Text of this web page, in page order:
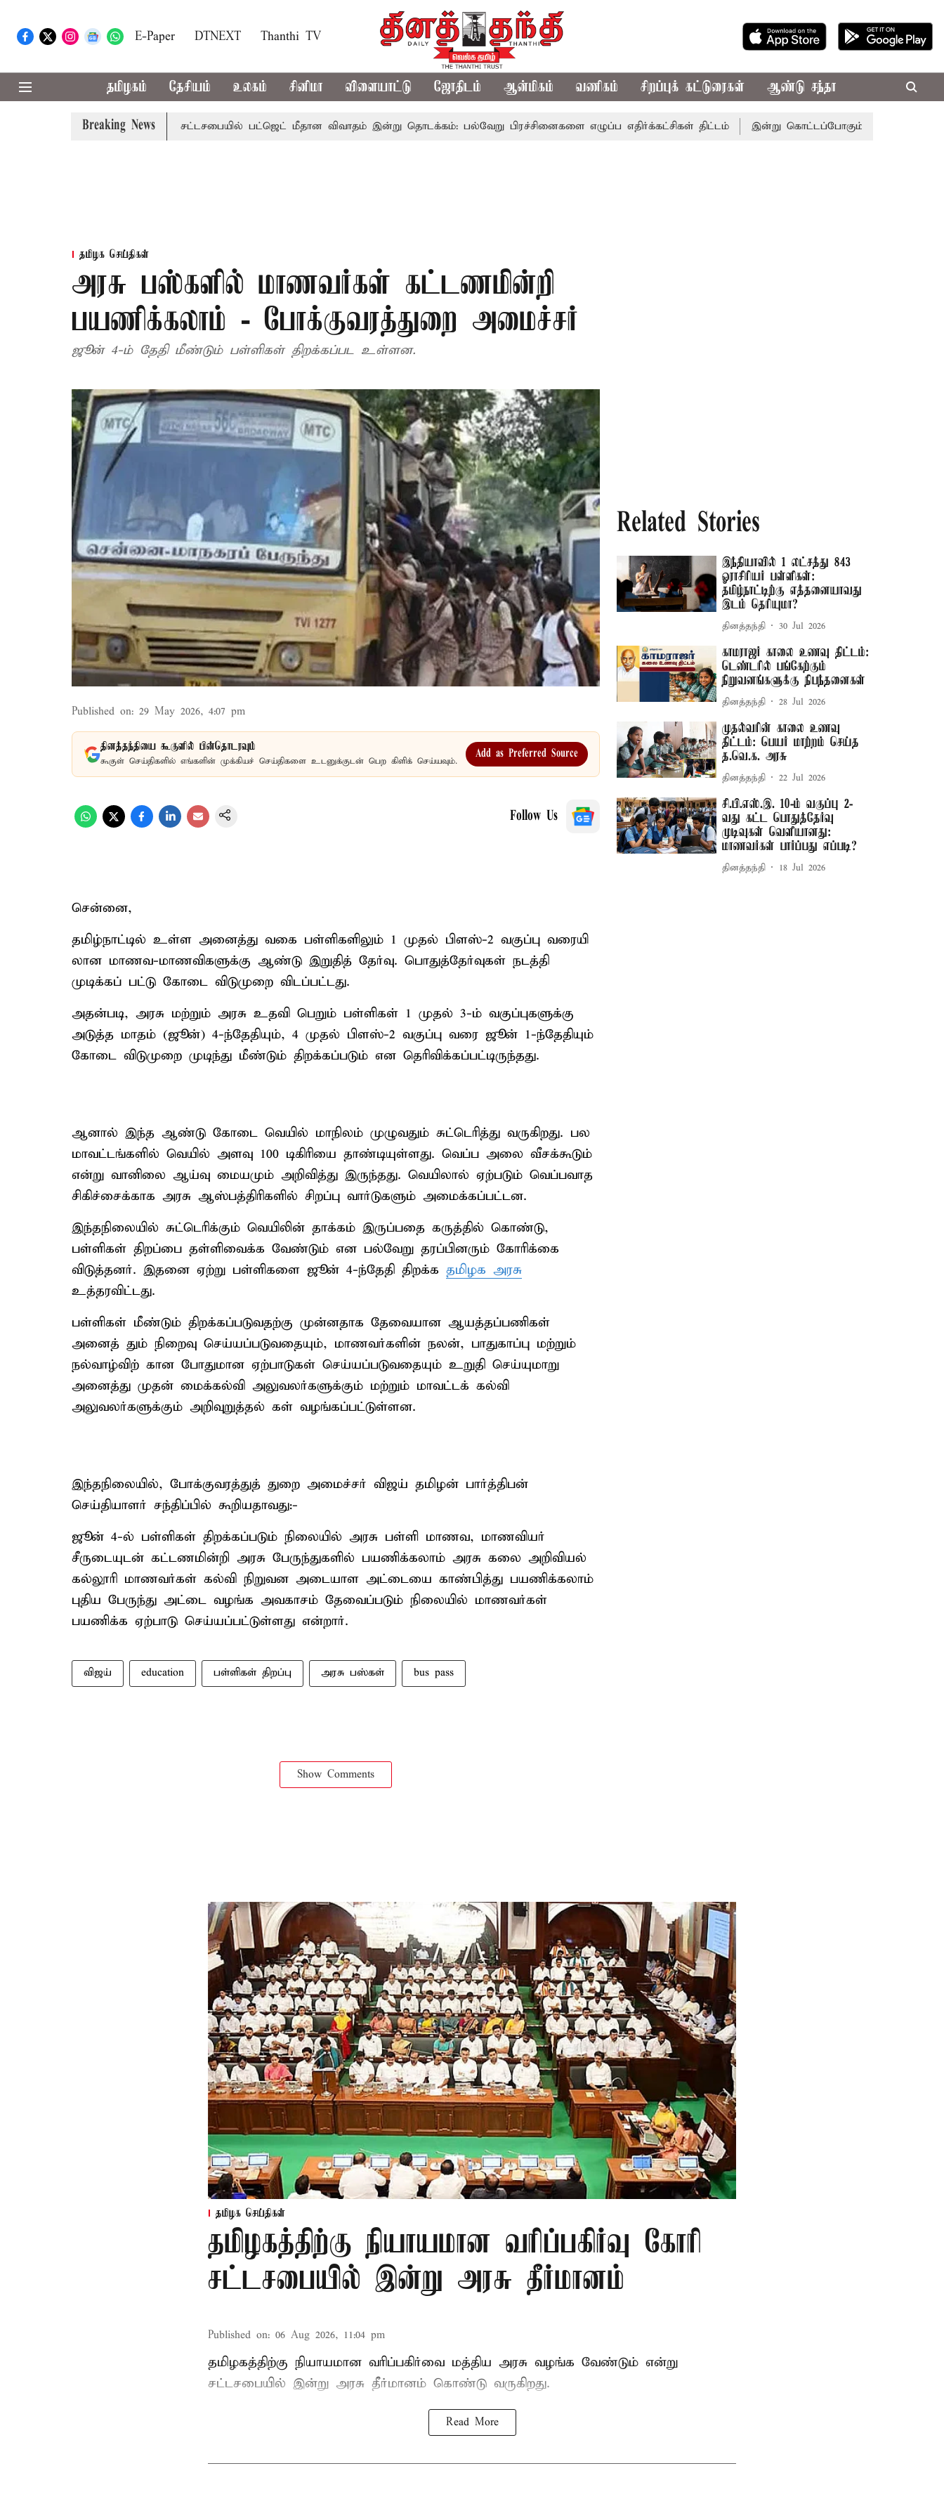
E-Paper DTNEXT Thanthi TV
தமிழகம் தேசியம் உலகம் சினிமா விளையாட்டு ஜோதிடம் ஆன்மிகம் வணிகம் சிறப்புக் கட்டுரைகள் ஆண்டு சந்தா
Breaking News
தடுமாற்றமா? சட்டசபையில் பட்ஜெட் மீதான விவாதம் இன்று தொடக்கம்: பல்வேறு பிரச்சினைகளை எழுப்ப எதிர்க்கட்சிகள் திட்டம் இன்று கொட்டப்போகும் கனமழை.. எந்தெந்த
தமிழக செய்திகள்
அரசு பஸ்களில் மாணவர்கள் கட்டணமின்றி
பயணிக்கலாம் - போக்குவரத்துறை அமைச்சர்
ஜூன் 4-ம் தேதி மீண்டும் பள்ளிகள் திறக்கப்பட உள்ளன.
Published on: 29 May 2026, 4:07 pm
தினத்தந்தியை கூகுளில் பின்தொடரவும்
கூகுள் செய்திகளில் எங்களின் முக்கியச் செய்திகளை உடனுக்குடன் பெற கிளிக் செய்யவும்.
Add as Preferred Source
Follow Us
சென்னை,
தமிழ்நாட்டில் உள்ள அனைத்து வகை பள்ளிகளிலும் 1 முதல் பிளஸ்-2 வகுப்பு வரையி
லான மாணவ-மாணவிகளுக்கு ஆண்டு இறுதித் தேர்வு. பொதுத்தேர்வுகள் நடத்தி
முடிக்கப் பட்டு கோடை விடுமுறை விடப்பட்டது.
அதன்படி, அரசு மற்றும் அரசு உதவி பெறும் பள்ளிகள் 1 முதல் 3-ம் வகுப்புகளுக்கு
அடுத்த மாதம் (ஜூன்) 4-ந்தேதியும், 4 முதல் பிளஸ்-2 வகுப்பு வரை ஜூன் 1-ந்தேதியும்
கோடை விடுமுறை முடிந்து மீண்டும் திறக்கப்படும் என தெரிவிக்கப்பட்டிருந்தது.
ஆனால் இந்த ஆண்டு கோடை வெயில் மாநிலம் முழுவதும் சுட்டெரித்து வருகிறது. பல
மாவட்டங்களில் வெயில் அளவு 100 டிகிரியை தாண்டியுள்ளது. வெப்ப அலை வீசக்கூடும்
என்று வானிலை ஆய்வு மையமும் அறிவித்து இருந்தது. வெயிலால் ஏற்படும் வெப்பவாத
சிகிச்சைக்காக அரசு ஆஸ்பத்திரிகளில் சிறப்பு வார்டுகளும் அமைக்கப்பட்டன.
இந்தநிலையில் சுட்டெரிக்கும் வெயிலின் தாக்கம் இருப்பதை கருத்தில் கொண்டு,
பள்ளிகள் திறப்பை தள்ளிவைக்க வேண்டும் என பல்வேறு தரப்பினரும் கோரிக்கை
விடுத்தனர். இதனை ஏற்று பள்ளிகளை ஜூன் 4-ந்தேதி திறக்க தமிழக அரசு
உத்தரவிட்டது.
பள்ளிகள் மீண்டும் திறக்கப்படுவதற்கு முன்னதாக தேவையான ஆயத்தப்பணிகள்
அனைத் தும் நிறைவு செய்யப்படுவதையும், மாணவர்களின் நலன், பாதுகாப்பு மற்றும்
நல்வாழ்விற் கான போதுமான ஏற்பாடுகள் செய்யப்படுவதையும் உறுதி செய்யுமாறு
அனைத்து முதன் மைக்கல்வி அலுவலர்களுக்கும் மற்றும் மாவட்டக் கல்வி
அலுவலர்களுக்கும் அறிவுறுத்தல் கள் வழங்கப்பட்டுள்ளன.
இந்தநிலையில், போக்குவரத்துத் துறை அமைச்சர் விஜய் தமிழன் பார்த்திபன்
செய்தியாளர் சந்திப்பில் கூறியதாவது:-
ஜூன் 4-ல் பள்ளிகள் திறக்கப்படும் நிலையில் அரசு பள்ளி மாணவ, மாணவியர்
சீருடையுடன் கட்டணமின்றி அரசு பேருந்துகளில் பயணிக்கலாம் அரசு கலை அறிவியல்
கல்லூரி மாணவர்கள் கல்வி நிறுவன அடையாள அட்டையை காண்பித்து பயணிக்கலாம்
புதிய பேருந்து அட்டை வழங்க அவகாசம் தேவைப்படும் நிலையில் மாணவர்கள்
பயணிக்க ஏற்பாடு செய்யப்பட்டுள்ளது என்றார்.
விஜய் education பள்ளிகள் திறப்பு அரசு பஸ்கள் bus pass
Show Comments
Related Stories
இந்தியாவில் 1 லட்சத்து 843
ஓராசிரியர் பள்ளிகள்:
தமிழ்நாட்டிற்கு எத்தனையாவது
இடம் தெரியுமா?
தினத்தந்தி 30 Jul 2026
காமராஜர் காலை உணவு திட்டம்:
டெண்டரில் பங்கேற்கும்
நிறுவனங்களுக்கு நிபந்தனைகள்
தினத்தந்தி 28 Jul 2026
முதல்வரின் காலை உணவு
திட்டம்: பெயர் மாற்றம் செய்த
த.வெ.க. அரசு
தினத்தந்தி 22 Jul 2026
சி.பி.எஸ்.இ. 10-ம் வகுப்பு 2-
வது கட்ட பொதுத்தேர்வு
முடிவுகள் வெளியானது:
மாணவர்கள் பார்ப்பது எப்படி?
தினத்தந்தி 18 Jul 2026
தமிழக செய்திகள்
தமிழகத்திற்கு நியாயமான வரிப்பகிர்வு கோரி
சட்டசபையில் இன்று அரசு தீர்மானம்
Published on: 06 Aug 2026, 11:04 pm
தமிழகத்திற்கு நியாயமான வரிப்பகிர்வை மத்திய அரசு வழங்க வேண்டும் என்று
சட்டசபையில் இன்று அரசு தீர்மானம் கொண்டு வருகிறது.
Read More